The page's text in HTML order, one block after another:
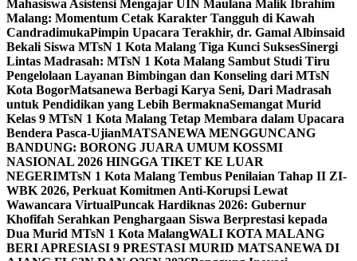
Mahasiswa Asistensi Mengajar UIN Maulana Malik Ibrahim
Malang: Momentum Cetak Karakter Tangguh di Kawah
CandradimukaPimpin Upacara Terakhir, dr. Gamal Albinsaid
Bekali Siswa MTsN 1 Kota Malang Tiga Kunci SuksesSinergi
Lintas Madrasah: MTsN 1 Kota Malang Sambut Studi Tiru
Pengelolaan Layanan Bimbingan dan Konseling dari MTsN
Kota BogorMatsanewa Berbagi Karya Seni, Dari Madrasah
untuk Pendidikan yang Lebih BermaknaSemangat Murid
Kelas 9 MTsN 1 Kota Malang Tetap Membara dalam Upacara
Bendera Pasca-UjianMATSANEWA MENGGUNCANG
BANDUNG: BORONG JUARA UMUM KOSSMI
NASIONAL 2026 HINGGA TIKET KE LUAR
NEGERIMTsN 1 Kota Malang Tembus Penilaian Tahap II ZI-
WBK 2026, Perkuat Komitmen Anti-Korupsi Lewat
Wawancara VirtualPuncak Hardiknas 2026: Gubernur
Khofifah Serahkan Penghargaan Siswa Berprestasi kepada
Dua Murid MTsN 1 Kota MalangWALI KOTA MALANG
BERI APRESIASI 9 PRESTASI MURID MATSANEWA DI